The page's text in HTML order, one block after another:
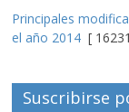
Principales
el año 2014 [
Suscribirse